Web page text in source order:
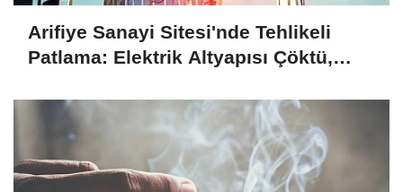
Arifiye Sanayi Sitesi'nde Tehlikeli
Patlama: Elektrik Altyapısı Çöktü,